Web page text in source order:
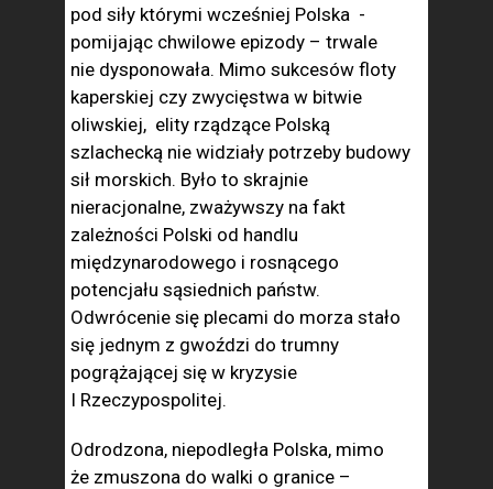
pod siły którymi wcześniej Polska -
pomijając chwilowe epizody – trwale
nie dysponowała. Mimo sukcesów floty
kaperskiej czy zwycięstwa w bitwie
oliwskiej, elity rządzące Polską
szlachecką nie widziały potrzeby budowy
sił morskich. Było to skrajnie
nieracjonalne, zważywszy na fakt
zależności Polski od handlu
międzynarodowego i rosnącego
potencjału sąsiednich państw.
Odwrócenie się plecami do morza stało
się jednym z gwoździ do trumny
pogrążającej się w kryzysie
I Rzeczypospolitej.
Odrodzona, niepodległa Polska, mimo
że zmuszona do walki o granice –